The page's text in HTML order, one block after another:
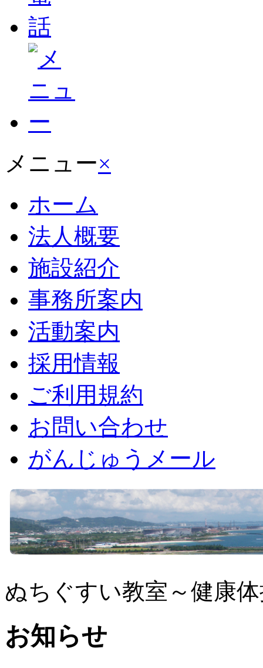
メニュー×
ホーム
法人概要
施設紹介
事務所案内
活動案内
採用情報
ご利用規約
お問い合わせ
がんじゅうメール
ぬちぐすい教室～健康
お知らせ